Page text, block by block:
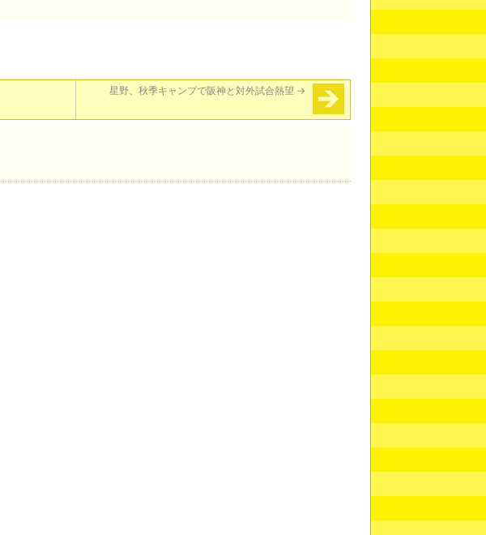
星野、秋季キャンプで阪神と対外試合熱望 →